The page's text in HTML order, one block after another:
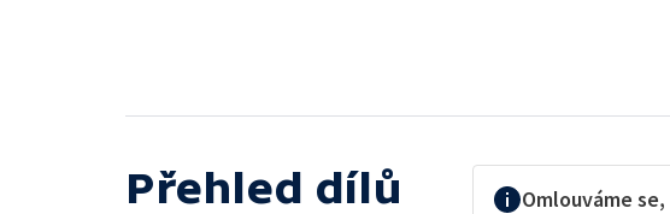
Přehled dílů Omlouváme